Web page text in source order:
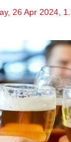
26 Apr 2024,